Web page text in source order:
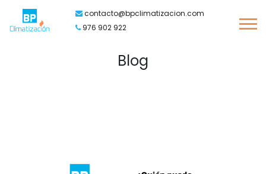
contacto@bpclimatizacion.com
976 902 922
Blog